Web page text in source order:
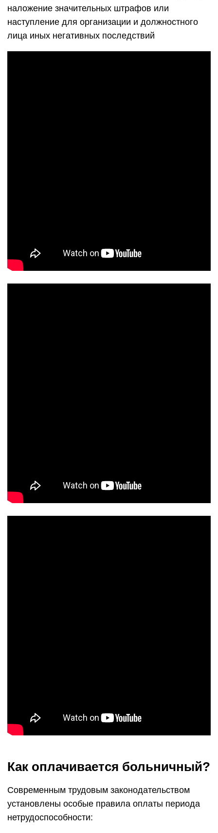
наложение значительных штрафов или
наступление для организации и должностного
лица иных негативных последствий
Как оплачивается больничный?
Современным трудовым законодательством
установлены особые правила оплаты периода
нетрудоспособности: